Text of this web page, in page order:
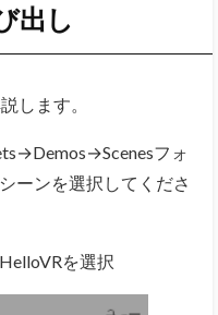
出し
します。
フォ
ーンを選択してくださ
を選択